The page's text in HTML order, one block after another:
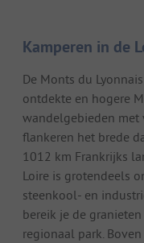
Kamperen in de
De Monts du
ontdekte en hogere
wandelgebieden met
flankeren het brede
1012 km Frankrijks
Loire is grotendeels
steenkool- en
bereik je de
regionaal park.